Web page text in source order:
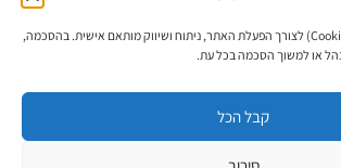
אנו משתמשים בעוגיות (Cookies) לצורך הפעלת האתר, ניתוח ושיווק מותאם אישית. בהסכמה,
או למשוך הסכמה בכל עת.
קבל הכל